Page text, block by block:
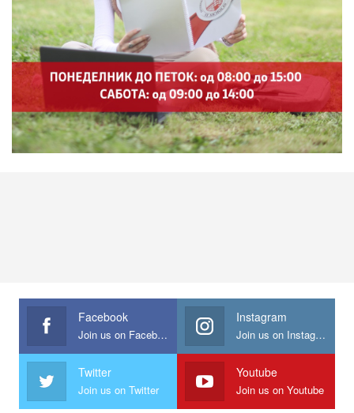
Facebook
Join us on Facebook
Instagram
Join us on Instagram
Twitter
Join us on Twitter
Youtube
Join us on Youtube